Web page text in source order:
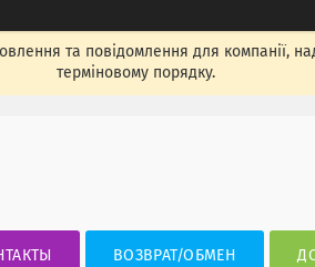
та повідомлення для компанії,
терміновому порядку.
ВОЗВРАТ/ОБМЕН